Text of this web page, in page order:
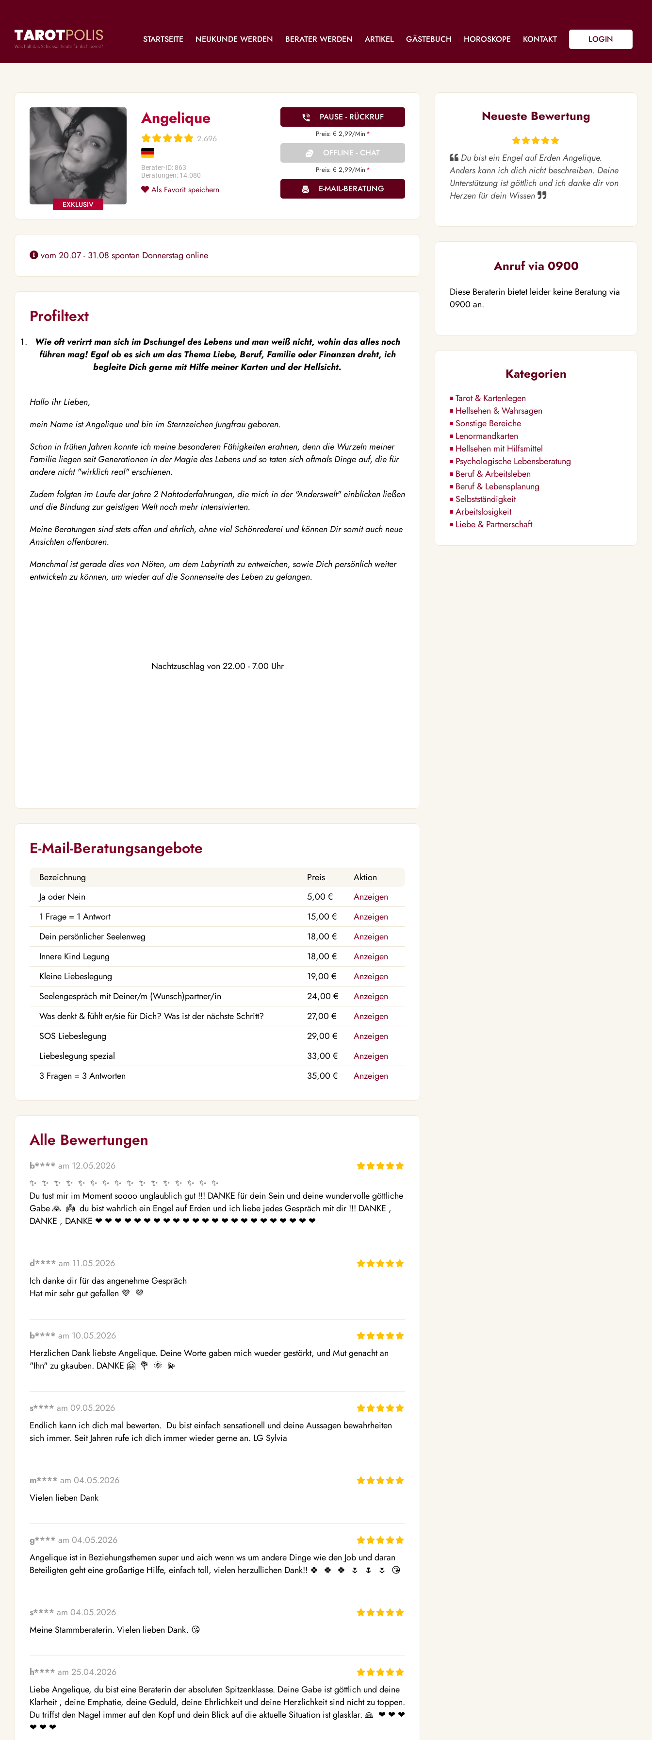
STARTSEITE NEUKUNDE WERDEN BERATER WERDEN ARTIKEL GÄSTEBUCH HOROSKOPE KONTAKT LOGIN
Angelique
2.696
Berater-ID: 863
Beratungen: 14.080
Als Favorit speichern
PAUSE - RÜCKRUF
Preis: € 2,99/Min *
OFFLINE - CHAT
Preis: € 2,99/Min *
E-MAIL-BERATUNG
vom 20.07 - 31.08 spontan Donnerstag online
Profiltext
Wie oft verirrt man sich im Dschungel des Lebens und man weiß nicht, wohin das alles noch
führen mag! Egal ob es sich um das Thema Liebe, Beruf, Familie oder Finanzen dreht, ich
begleite Dich gerne mit Hilfe meiner Karten und der Hellsicht.
Hallo ihr Lieben,
mein Name ist Angelique und bin im Sternzeichen Jungfrau geboren.
Schon in frühen Jahren konnte ich meine besonderen Fähigkeiten erahnen, denn die Wurzeln meiner
Familie liegen seit Generationen in der Magie des Lebens und so taten sich oftmals Dinge auf, die für
andere nicht "wirklich real" erschienen.
Zudem folgten im Laufe der Jahre 2 Nahtoderfahrungen, die mich in der "Anderswelt" einblicken ließen
und die Bindung zur geistigen Welt noch mehr intensivierten.
Meine Beratungen sind stets offen und ehrlich, ohne viel Schönrederei und können Dir somit auch neue
Ansichten offenbaren.
Manchmal ist gerade dies von Nöten, um dem Labyrinth zu entweichen, sowie Dich persönlich weiter
entwickeln zu können, um wieder auf die Sonnenseite des Leben zu gelangen.
Nachtzuschlag von 22.00 - 7.00 Uhr
E-Mail-Beratungsangebote
Bezeichnung Preis
Aktion
Ja oder Nein
5,00 €
Anzeigen
1 Frage = 1 Antwort
15,00 €
Anzeigen
Dein persönlicher Seelenweg
18,00 €
Anzeigen
Innere Kind Legung
18,00 €
Anzeigen
Kleine Liebeslegung
19,00 €
Anzeigen
Seelengespräch mit Deiner/m (Wunsch)partner/in
24,00 €
Anzeigen
Was denkt & fühlt er/sie für Dich? Was ist der nächste Schritt?
27,00 €
Anzeigen
SOS Liebeslegung
29,00 €
Anzeigen
Liebeslegung spezial
33,00 €
Anzeigen
3 Fragen = 3 Antworten
35,00 € Anzeigen
Alle Bewertungen
b**** am 12.05.2026
✨  ✨  ✨  ✨  ✨  ✨  ✨  ✨  ✨  ✨  ✨  ✨  ✨  ✨  ✨  ✨
Du tust mir im Moment soooo unglaublich gut !!! DANKE für dein Sein und deine wundervolle göttliche
Gabe 🙏  👼  du bist wahrlich ein Engel auf Erden und ich liebe jedes Gespräch mit dir !!! DANKE ,
DANKE , DANKE ❤ ️❤ ️❤ ️❤ ️❤ ️❤ ️❤ ️❤ ️❤ ️❤ ️❤ ️❤ ️❤ ️❤ ️❤ ️❤ ️❤ ️❤ ️❤ ️❤ ️❤ ️❤ ️❤ ️
d**** am 11.05.2026
Ich danke dir für das angenehme Gespräch
Hat mir sehr gut gefallen 💜  💜
b**** am 10.05.2026
Herzlichen Dank liebste Angelique. Deine Worte gaben mich wueder gestörkt, und Mut genacht an
"Ihn" zu gkauben. DANKE 🤗  💐  🌞  💫
s**** am 09.05.2026
Endlich kann ich dich mal bewerten.  Du bist einfach sensationell und deine Aussagen bewahrheiten
sich immer. Seit Jahren rufe ich dich immer wieder gerne an. LG Sylvia
m**** am 04.05.2026
Vielen lieben Dank
g**** am 04.05.2026
Angelique ist in Beziehungsthemen super und aich wenn ws um andere Dinge wie den Job und daran
Beteiligten geht eine großartige Hilfe, einfach toll, vielen herzullichen Dank!! 🍀  🍀  🍀  🌷  🌷  🌷  😘
s**** am 04.05.2026
Meine Stammberaterin. Vielen lieben Dank. 😘
h**** am 25.04.2026
Liebe Angelique, du bist eine Beraterin der absoluten Spitzenklasse. Deine Gabe ist göttlich und deine
Klarheit , deine Emphatie, deine Geduld, deine Ehrlichkeit und deine Herzlichkeit sind nicht zu toppen.
Du triffst den Nagel immer auf den Kopf und dein Blick auf die aktuelle Situation ist glasklar. 🙏  ❤ ️❤ ️❤
️❤ ️❤ ️❤ ️
Neueste Bewertung
Du bist ein Engel auf Erden Angelique.
Anders kann ich dich nicht beschreiben. Deine
Unterstützung ist göttlich und ich danke dir von
Herzen für dein Wissen
Anruf via 0900
Diese Beraterin bietet leider keine Beratung via
0900 an.
Kategorien
Tarot & Kartenlegen
Hellsehen & Wahrsagen
Sonstige Bereiche
Lenormandkarten
Hellsehen mit Hilfsmittel
Psychologische Lebensberatung
Beruf & Arbeitsleben
Beruf & Lebensplanung
Selbstständigkeit
Arbeitslosigkeit
Liebe & Partnerschaft